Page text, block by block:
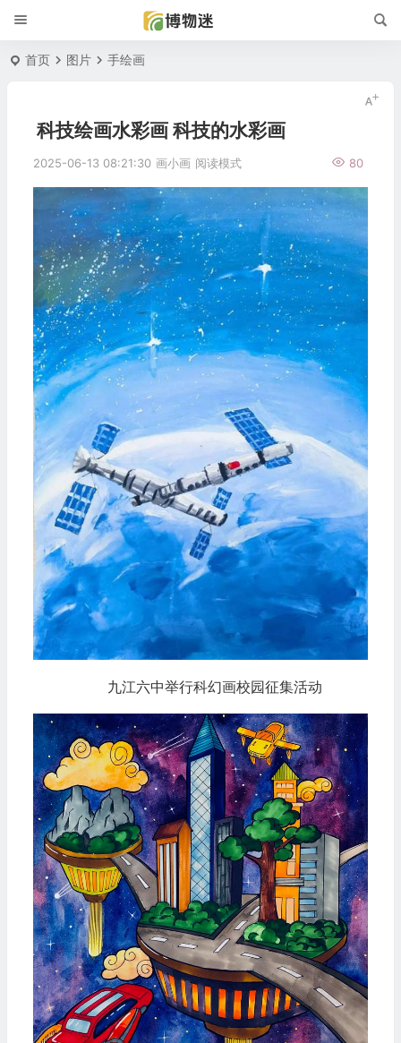
首页 图片 手绘画
科技绘画水彩画 科技的水彩画
2025-06-13 08:21:30 画小画 80
阅读模式
九江六中举行科幻画校园征集活动